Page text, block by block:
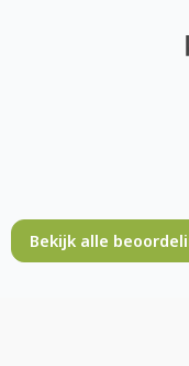
Bekijk alle